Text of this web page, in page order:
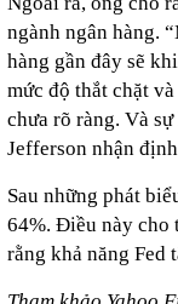
ngành ngân hàng.
hàng gần đây sẽ
mức độ thắt chặt
chưa rõ ràng. Và
Jefferson nhận
Sau những phát
64%. Điều này cho
rằng khả năng Fed